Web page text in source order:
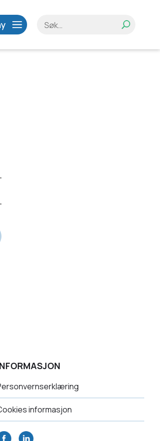
informasjon